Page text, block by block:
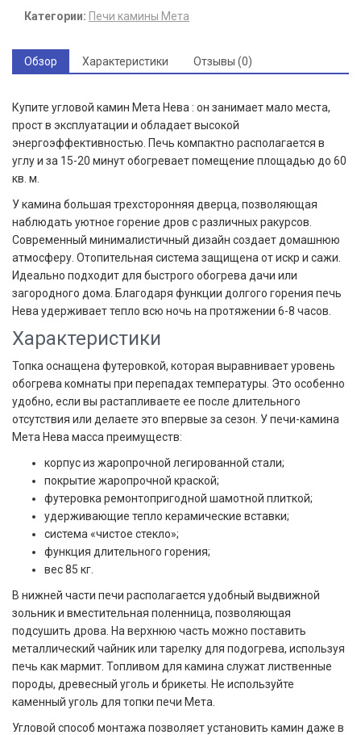
Категории: Печи камины Мета
Обзор Характеристики Отзывы (0)
Купите угловой камин Мета Нева : он занимает мало места,
прост в эксплуатации и обладает высокой
энергоэффективностью. Печь компактно располагается в
углу и за 15-20 минут обогревает помещение площадью до 60
кв. м.
У камина большая трехсторонняя дверца, позволяющая
наблюдать уютное горение дров с различных ракурсов.
Современный минималистичный дизайн создает домашнюю
атмосферу. Отопительная система защищена от искр и сажи.
Идеально подходит для быстрого обогрева дачи или
загородного дома. Благодаря функции долгого горения печь
Нева удерживает тепло всю ночь на протяжении 6-8 часов.
Характеристики
Топка оснащена футеровкой, которая выравнивает уровень
обогрева комнаты при перепадах температуры. Это особенно
удобно, если вы растапливаете ее после длительного
отсутствия или делаете это впервые за сезон. У печи-камина
Мета Нева масса преимуществ:
корпус из жаропрочной легированной стали;
покрытие жаропрочной краской;
футеровка ремонтопригодной шамотной плиткой;
удерживающие тепло керамические вставки;
система «чистое стекло»;
функция длительного горения;
вес 85 кг.
В нижней части печи располагается удобный выдвижной
зольник и вместительная поленница, позволяющая
подсушить дрова. На верхнюю часть можно поставить
металлический чайник или тарелку для подогрева, используя
печь как мармит. Топливом для камина служат лиственные
породы, древесный уголь и брикеты. Не используйте
каменный уголь для топки печи Мета.
Угловой способ монтажа позволяет установить камин даже в